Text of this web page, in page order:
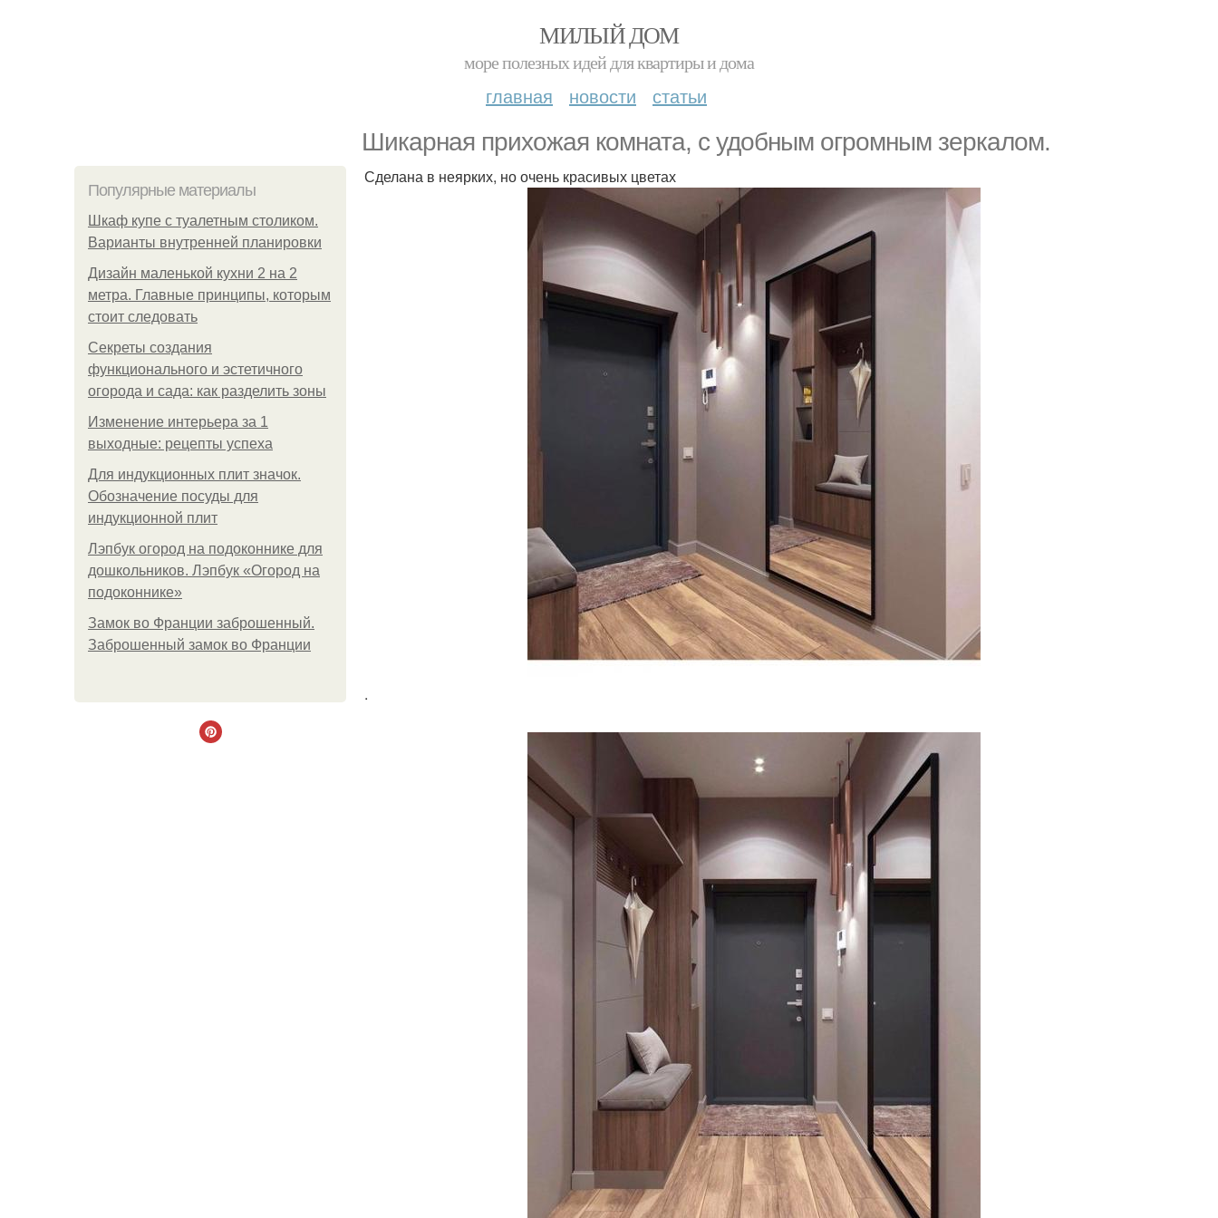
МИЛЫЙ ДОМ
море полезных идей для квартиры и дома
главная новости статьи
Шикарная прихожая комната, с удобным огромным зеркалом.
Популярные материалы
Шкаф купе с туалетным столиком.
Варианты внутренней планировки
Дизайн маленькой кухни 2 на 2
метра. Главные принципы, которым
стоит следовать
Секреты создания
функционального и эстетичного
огорода и сада: как разделить зоны
Изменение интерьера за 1
выходные: рецепты успеха
Для индукционных плит значок.
Обозначение посуды для
индукционной плит
Лэпбук огород на подоконнике для
дошкольников. Лэпбук «Огород на
подоконнике»
Замок во Франции заброшенный.
Заброшенный замок во Франции
Сделана в неярких, но очень красивых цветах
.